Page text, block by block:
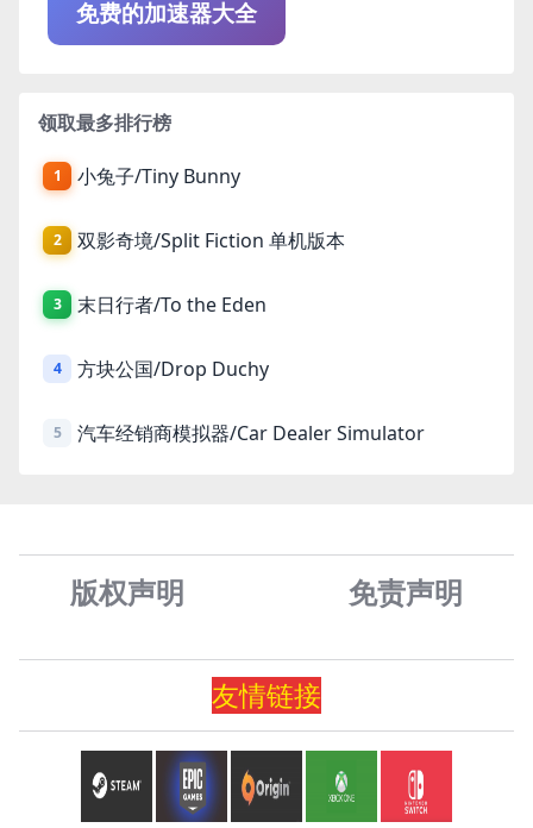
免费的加速器大全
领取最多排行榜
1 小兔子/Tiny Bunny
2 双影奇境/Split Fiction 单机版本
3 末日行者/To the Eden
4 方块公国/Drop Duchy
5 汽车经销商模拟器/Car Dealer Simulator
版权声明 免责声明
友情链接